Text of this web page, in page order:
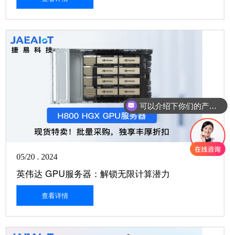
05/20 . 2024
英伟达 GPU服务器：解锁无限计算潜力
查看详情
可以介绍下你们的产品么